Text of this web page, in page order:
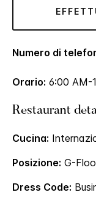
Numero di
Orario: 6:00 AM-
Restaurant
Cucina:
Posizione: G-
Dress Code: